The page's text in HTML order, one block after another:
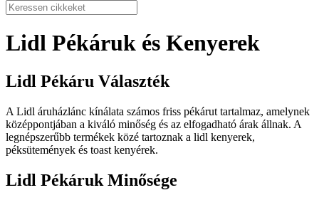
Lidl Pékáruk és Kenyerek
Lidl Pékáru Választék
A Lidl áruházlánc kínálata számos friss pékárut tartalmaz, amelynek
középpontjában a kiváló minőség és az elfogadható árak állnak. A
legnépszerűbb termékek közé tartoznak a lidl kenyerek,
péksütemények és toast kenyérek.
Lidl Pékáruk Minősége